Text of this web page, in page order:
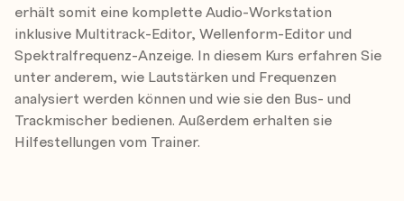
erhält somit eine komplette Audio-Workstation
inklusive Multitrack-Editor, Wellenform-Editor und
Spektralfrequenz-Anzeige. In diesem Kurs erfahren Sie
unter anderem, wie Lautstärken und Frequenzen
analysiert werden können und wie sie den Bus- und
Trackmischer bedienen. Außerdem erhalten sie
Hilfestellungen vom Trainer.